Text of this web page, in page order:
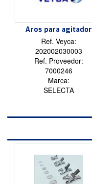
Aros para agitador
Ref. Veyca:
202002030003
Ref. Proveedor:
7000246
Marca:
SELECTA